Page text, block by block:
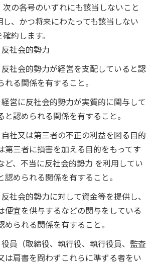
次の各号のいずれにも該当しないこと
し、かつ将来にわたっても該当しない
約します。
社会的勢力
社会的勢力が経営を支配していると認
れる関係を有すること。
営に反社会的勢力が実質的に関与して
と認められる関係を有すること。
社又は第三者の不正の利益を図る目的
第三者に損害を加える目的をもってす
ど、不当に反社会的勢力 を利用してい
認められる関係を有すること。
社会的勢力に対して資金等を提供し、
便宜を供与するなどの関与をしている
められる関係を有すること。
員（取締役、執行役、執行役員、監査
は肩書を問わずこれらに準ずる者をい